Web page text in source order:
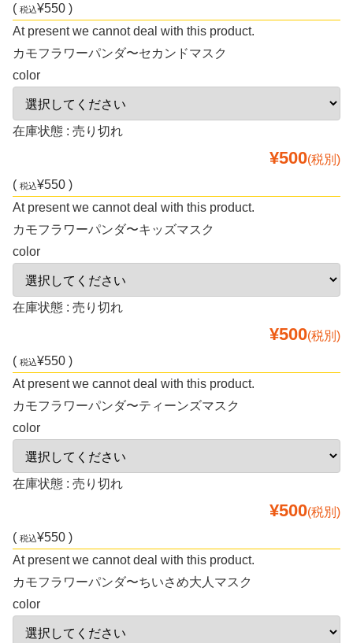
( 税込¥550 )
At present we cannot deal with this product.
カモフラワーパンダ〜セカンドマスク
color
在庫状態 : 売り切れ
¥500(税別)
( 税込¥550 )
At present we cannot deal with this product.
カモフラワーパンダ〜キッズマスク
color
在庫状態 : 売り切れ
¥500(税別)
( 税込¥550 )
At present we cannot deal with this product.
カモフラワーパンダ〜ティーンズマスク
color
在庫状態 : 売り切れ
¥500(税別)
( 税込¥550 )
At present we cannot deal with this product.
カモフラワーパンダ〜ちいさめ大人マスク
color